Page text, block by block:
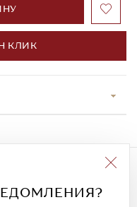
КЛИК
и